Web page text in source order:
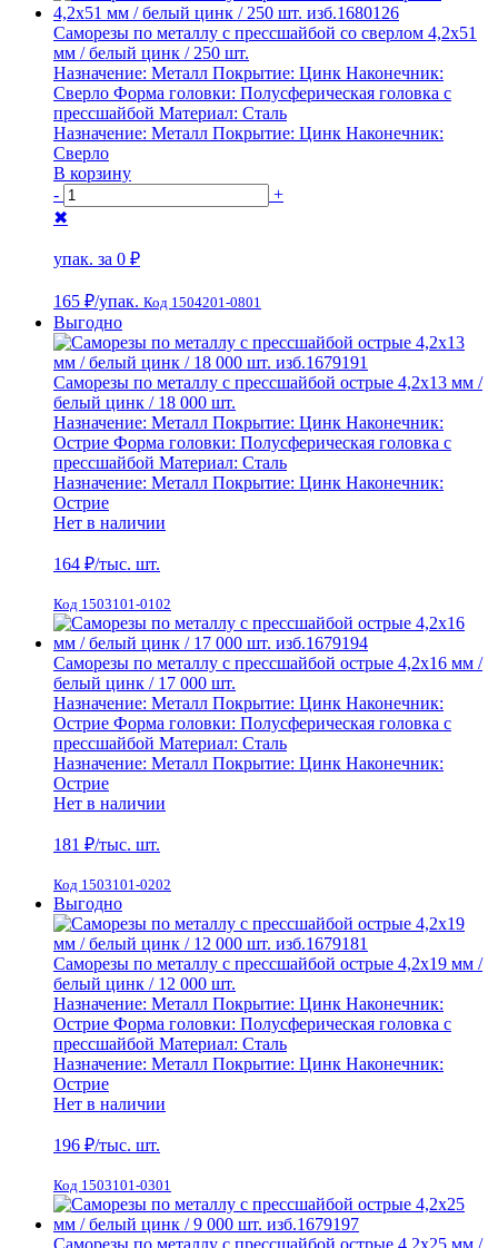
Саморезы по металлу с прессшайбой со сверлом 4,2х51
мм / белый цинк / 250 шт.
Назначение: Металл Покрытие: Цинк Наконечник:
Сверло Форма головки: Полусферическая головка с
прессшайбой Материал: Сталь
Назначение: Металл Покрытие: Цинк Наконечник:
Сверло
В корзину
-
+
✖
упак. за 0 ₽
165 ₽/упак. Код 1504201-0801
Выгодно
Саморезы по металлу с прессшайбой острые 4,2х13 мм /
белый цинк / 18 000 шт.
Назначение: Металл Покрытие: Цинк Наконечник:
Острие Форма головки: Полусферическая головка с
прессшайбой Материал: Сталь
Назначение: Металл Покрытие: Цинк Наконечник:
Острие
Нет в наличии
164 ₽/тыс. шт.
Код 1503101-0102
Саморезы по металлу с прессшайбой острые 4,2х16 мм /
белый цинк / 17 000 шт.
Назначение: Металл Покрытие: Цинк Наконечник:
Острие Форма головки: Полусферическая головка с
прессшайбой Материал: Сталь
Назначение: Металл Покрытие: Цинк Наконечник:
Острие
Нет в наличии
181 ₽/тыс. шт.
Код 1503101-0202
Выгодно
Саморезы по металлу с прессшайбой острые 4,2х19 мм /
белый цинк / 12 000 шт.
Назначение: Металл Покрытие: Цинк Наконечник:
Острие Форма головки: Полусферическая головка с
прессшайбой Материал: Сталь
Назначение: Металл Покрытие: Цинк Наконечник:
Острие
Нет в наличии
196 ₽/тыс. шт.
Код 1503101-0301